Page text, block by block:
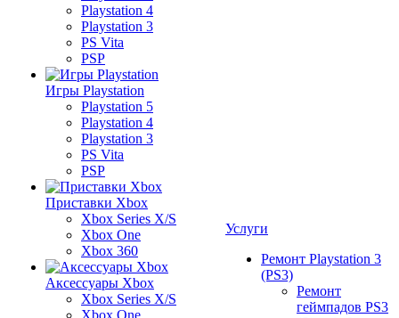
Playstation 4
Playstation 3
PS Vita
PSP
Игры Playstation
Playstation 5
Playstation 4
Playstation 3
PS Vita
PSP
Приставки Xbox
Xbox Series X/S
Xbox One
Xbox 360
Аксессуары Xbox
Xbox Series X/S
Xbox One
Услуги
Ремонт Playstation 3
(PS3)
Ремонт
геймпадов PS3